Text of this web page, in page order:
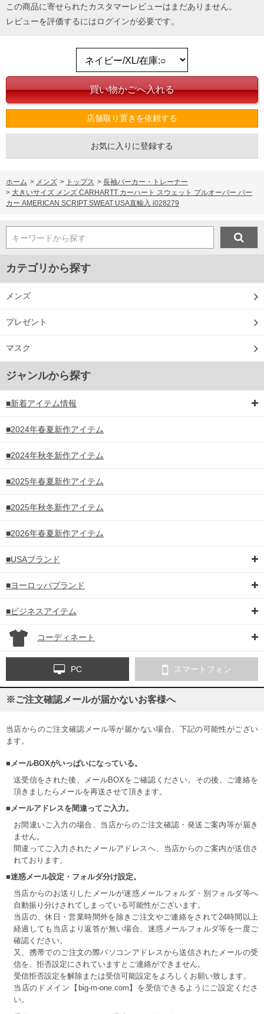
この商品に寄せられたカスタマーレビューはまだありません。
レビューを評価するにはログインが必要です。
店舗取り置きを依頼する
お気に入りに登録する
ホーム > メンズ > トップス > 長袖パーカー・トレーナー
> 大きいサイズ メンズ CARHARTT カーハート スウェット プルオーバー パー
カー AMERICAN SCRIPT SWEAT USA直輸入 i028279
キーワードから探す
カテゴリから探す
メンズ
プレゼント
マスク
ジャンルから探す
■新着アイテム情報
■2024年春夏新作アイテム
■2024年秋冬新作アイテム
■2025年春夏新作アイテム
■2025年秋冬新作アイテム
■2026年春夏新作アイテム
■USAブランド
■ヨーロッパブランド
■ビジネスアイテム
コーディネート
PC スマートフォン
※ご注文確認メールが届かないお客様へ
当店からのご注文確認メール等が届かない場合、下記の可能性がござい
ます。
■メールBOXがいっぱいになっている。
送受信をされた後、メールBOXをご確認ください。その後、ご連絡を
頂きましたらメールを再送させて頂きます。
■メールアドレスを間違ってご入力。
お間違いご入力の場合、当店からのご注文確認・発送ご案内等が届き
ません。
間違ってご入力されたメールアドレスへ、当店からのご案内が送信さ
れております。
■迷惑メール設定・フォルダ分け設定。
当店からのお送りしたメールが迷惑メールフォルダ・別フォルダ等へ
自動振り分けされてしまっている可能性がございます。
当店の、休日・営業時間外を除きご注文やご連絡をされて24時間以上
経過しても当店より返答が無い場合、迷惑メールフォルダ等を一度ご
確認ください。
又、携帯でのご注文の際パソコンアドレスから送信されたメールの受
信を、拒否設定にされていますとご連絡ができません。
受信拒否設定を解除または受信可能設定をよろしくお願い致します。
当店のドメイン【big-m-one.com】を受信できるようにご設定くださ
い。